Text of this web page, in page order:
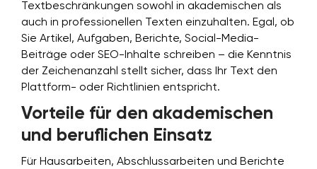
Textbeschränkungen sowohl in akademischen als
auch in professionellen Texten einzuhalten. Egal, ob
Sie Artikel, Aufgaben, Berichte, Social-Media-
Beiträge oder SEO-Inhalte schreiben – die Kenntnis
der Zeichenanzahl stellt sicher, dass Ihr Text den
Plattform- oder Richtlinien entspricht.
Vorteile für den akademischen
und beruflichen Einsatz
Für Hausarbeiten, Abschlussarbeiten und Berichte